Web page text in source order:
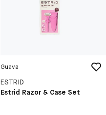
Guava
ESTRID
Estrid Razor & Case Set